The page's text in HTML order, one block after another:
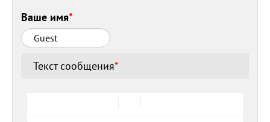
Ваше имя*
Текст сообщения*